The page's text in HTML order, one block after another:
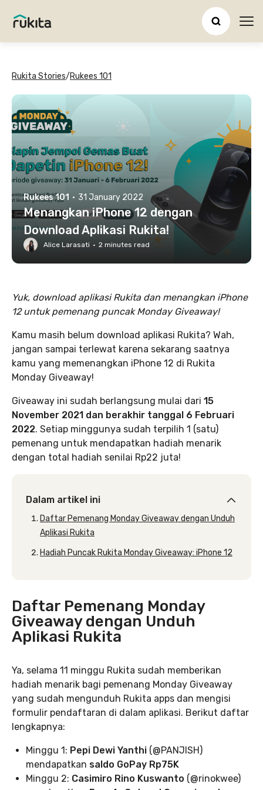
Rukita Stories/Rukees 101
Rukees 101 · 31 January 2022
Menangkan iPhone 12 dengan
Download Aplikasi Rukita!
Alice Larasati · 2 minutes read
Yuk, download aplikasi Rukita dan menangkan iPhone
12 untuk pemenang puncak Monday Giveaway!
Kamu masih belum download aplikasi Rukita? Wah,
jangan sampai terlewat karena sekarang saatnya
kamu yang memenangkan iPhone 12 di Rukita
Monday Giveaway!
Giveaway ini sudah berlangsung mulai dari 15
November 2021 dan berakhir tanggal 6 Februari
2022. Setiap minggunya sudah terpilih 1 (satu)
pemenang untuk mendapatkan hadiah menarik
dengan total hadiah senilai Rp22 juta!
Dalam artikel ini
Daftar Pemenang Monday Giveaway dengan Unduh
Aplikasi Rukita
Hadiah Puncak Rukita Monday Giveaway: iPhone 12
Daftar Pemenang Monday
Giveaway dengan Unduh
Aplikasi Rukita
Ya, selama 11 minggu Rukita sudah memberikan
hadiah menarik bagi pemenang Monday Giveaway
yang sudah mengunduh Rukita apps dan mengisi
formulir pendaftaran di dalam aplikasi. Berikut daftar
lengkapnya:
Minggu 1: Pepi Dewi Yanthi (@PANJISH)
mendapatkan saldo GoPay Rp75K
Minggu 2: Casimiro Rino Kuswanto (@rinokwee)